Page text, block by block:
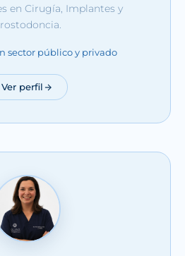
en Cirugía, Implantes y
sector público y privado
Ver perfil